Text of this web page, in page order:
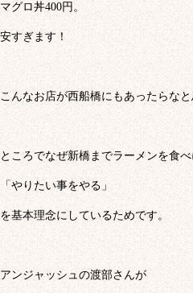
マグロ丼400円。
安すぎます！
こんなお店が西船橋にもあったらなと
ところでなぜ新橋までラーメンを食
「やりたい事をやる」
を基本理念にしているためです。
アンジャッシュの渡部さんが